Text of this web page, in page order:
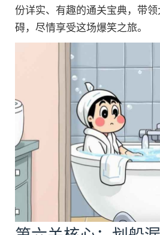
份详实、有趣的通关宝典，带
碍，尽情享受这场爆笑之旅。